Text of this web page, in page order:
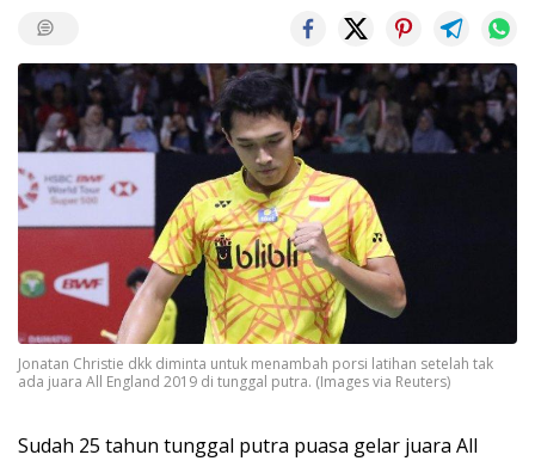
Jonatan Christie dkk diminta untuk menambah porsi latihan setelah tak
ada juara All England 2019 di tunggal putra. (Images via Reuters)
Sudah 25 tahun tunggal putra puasa gelar juara All